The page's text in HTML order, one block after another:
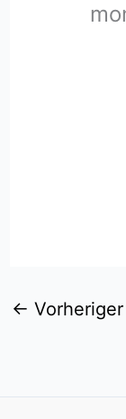
←